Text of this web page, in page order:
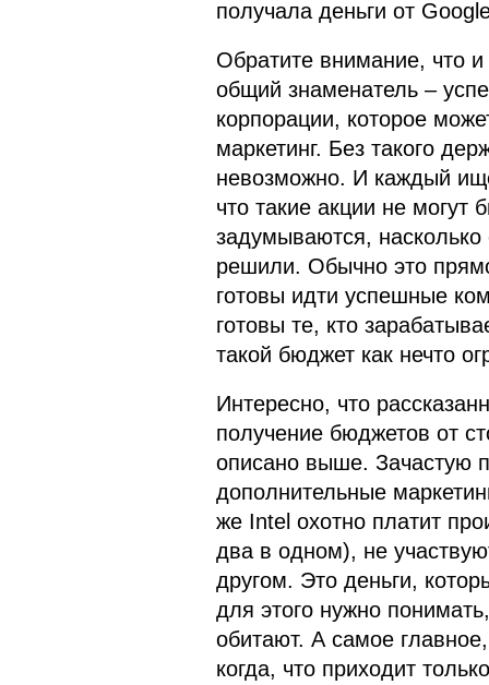
получала деньги от
Обратите внимание, что
общий знаменатель –
корпорации, которое
маркетинг. Без такого
невозможно. И каждый
что такие акции не
задумываются,
решили. Обычно это
готовы идти успешные
готовы те, кто
такой бюджет как нечто
Интересно, что
получение бюджетов от
описано выше. Зачастую
дополнительные
же Intel охотно платит
два в одном), не
другом. Это деньги,
для этого нужно
обитают. А самое
когда, что приходит